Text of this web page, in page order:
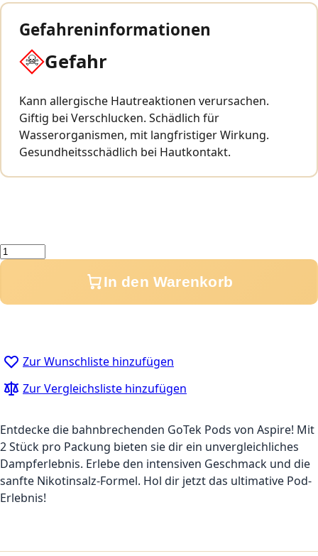
Gefahreninformationen
Gefahr
Kann allergische Hautreaktionen verursachen.
Giftig bei Verschlucken. Schädlich für
Wasserorganismen, mit langfristiger Wirkung.
Gesundheitsschädlich bei Hautkontakt.
Menge
In den Warenkorb
Zur Wunschliste hinzufügen
Zur Vergleichsliste hinzufügen
Entdecke die bahnbrechenden GoTek Pods von Aspire! Mit
2 Stück pro Packung bieten sie dir ein unvergleichliches
Dampferlebnis. Erlebe den intensiven Geschmack und die
sanfte Nikotinsalz-Formel. Hol dir jetzt das ultimative Pod-
Erlebnis!